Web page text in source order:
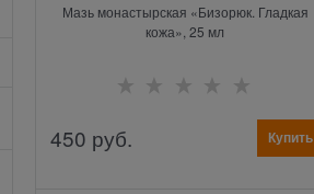
Мазь монастырская «Бизорюк. Гладкая
кожа», 25 мл
450 руб. Купить